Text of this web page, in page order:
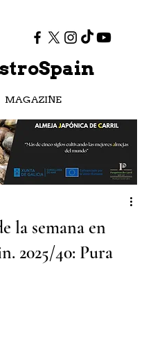
MAGAZINE
la semana en
2025/40: Pura